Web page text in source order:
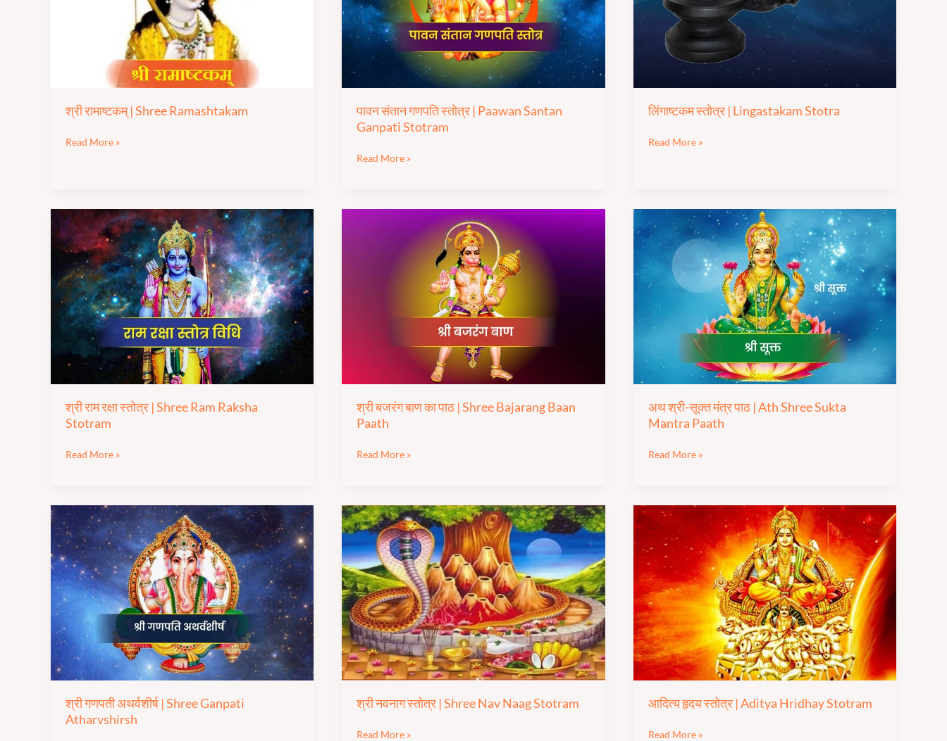
श्री रामाष्टकम् | Shree Ramashtakam
Read More »
पावन संतान गणपति स्तोत्र | Paawan Santan
Ganpati Stotram
|
Paawan
Santan
Ganpati
Stotram
Read More »
लिंगाष्टकम स्तोत्र | Lingastakam Stotra
Stotra
Read More »
श्री राम रक्षा स्तोत्र | Shree Ram Raksha
Stotram
श्री
राम
रक्षा
स्तोत्र
|
Shree Ram
Raksha
Stotram
Read More »
श्री बजरंग बाण का पाठ | Shree Bajarang Baan
Paath
Bajarang
Paath
Read More »
अथ श्री-सूक्त मंत्र पाठ | Ath Shree Sukta
Mantra Paath
अथ
श्री-
सूक्त
मंत्र
Ath
Shree
Sukta
Mantra
Read More »
श्री गणपती अथर्वशीर्ष | Shree Ganpati
Atharvshirsh
श्री
गणपती
अथर्वशीर्ष
Shree Ganpati
Atharvshirsh
श्री नवनाग स्तोत्र | Shree Nav Naag Stotram
श्री
नवनाग
स्तोत्र
|
Shree
Nav
Naag
Stotram
Read More »
आदित्य हृदय स्तोत्र | Aditya Hridhay Stotram
आदित्य
स्तोत्र
|
Aditya
Hridhay
Stotram
Read More »